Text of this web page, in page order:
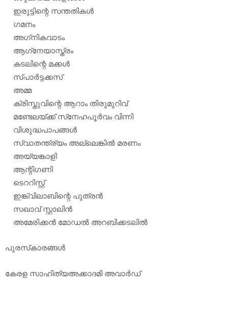
ഇരുട്ടിന്റെ സന്തതികള്‍
ഗമനം
അഗ്‌നികവാടം
ആഗ്‌നേയാസ്ത്രം
കടലിന്റെ മക്കള്‍
സ്പാര്‍ട്ടക്കസ്
അമ്മ
ക്രിസ്തുവിന്റെ ആറാം തിരുമുറിവ്
മണ്ടേലയ്ക്ക് സ്‌നേഹപൂര്‍വം വിന്നി
വിശുദ്ധപാപങ്ങള്‍
സ്വാതന്ത്ര്യം അല്ലെങ്കില്‍ മരണം
അയ്യങ്കാളി
ആന്റിഗണി
ടെററിസ്റ്റ്
ഇങ്ക്വിലാബിന്റെ പുത്രന്‍
സഖാവ് സ്റ്റാലിന്‍
അമേരിക്കന്‍ മോഡല്‍ അറബിക്കടലില്‍
പുരസ്‌കാരങ്ങള്‍
കേരള സാഹിത്യഅക്കാദമി അവാര്‍ഡ്‌